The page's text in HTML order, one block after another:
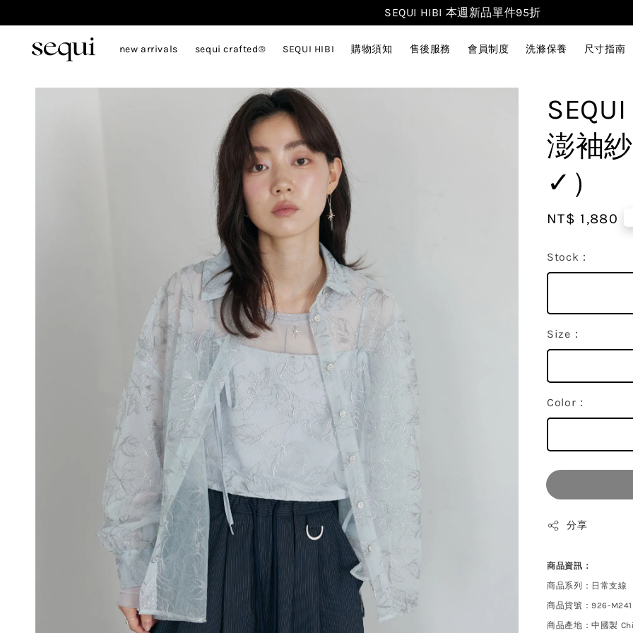
SEQUI HIBI 本週新品單件95折
new arrivals sequi crafted® SEQUI HIBI 購物須知 售後服務 會員制度 洗滌保養 尺寸指南
澎袖
✓）
Regular
NT$ 1,880
Stock：
Size：
Color：
分享
商品資訊：
商品系列：日常支線
商品貨號：926-M241
商品產地：中國製